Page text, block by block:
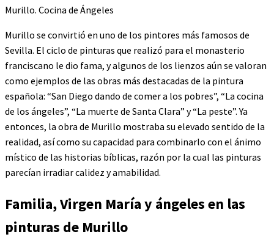
Murillo. Cocina de Ángeles
Murillo se convirtió en uno de los pintores más famosos de
Sevilla. El ciclo de pinturas que realizó para el monasterio
franciscano le dio fama, y ​​algunos de los lienzos aún se valoran
como ejemplos de las obras más destacadas de la pintura
española: “San Diego dando de comer a los pobres”, “La cocina
de los ángeles”, “La muerte de Santa Clara” y “La peste”. Ya
entonces, la obra de Murillo mostraba su elevado sentido de la
realidad, así como su capacidad para combinarlo con el ánimo
místico de las historias bíblicas, razón por la cual las pinturas
parecían irradiar calidez y amabilidad.
Familia, Virgen María y ángeles en las
pinturas de Murillo